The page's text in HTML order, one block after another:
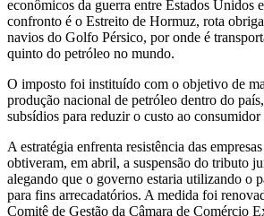
econômicos da guerra entre Estados Unidos
confronto é o Estreito de Hormuz, rota
navios do Golfo Pérsico, por onde é
quinto do petróleo no mundo.
O imposto foi instituído com o objetivo de
produção nacional de petróleo dentro do
subsídios para reduzir o custo ao
A estratégia enfrenta resistência das
obtiveram, em abril, a suspensão do tributo
alegando que o governo estaria utilizando o
para fins arrecadatórios. A medida foi
Comitê de Gestão da Câmara de Comércio